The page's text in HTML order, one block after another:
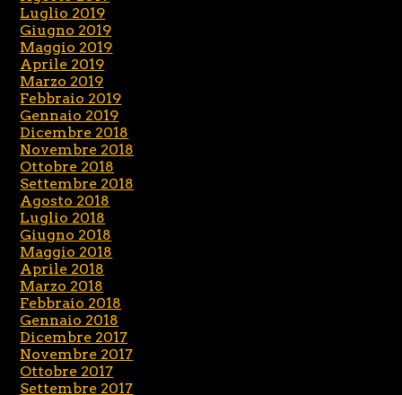
Luglio 2019
Giugno 2019
Maggio 2019
Aprile 2019
Marzo 2019
Febbraio 2019
Gennaio 2019
Dicembre 2018
Novembre 2018
Ottobre 2018
Settembre 2018
Agosto 2018
Luglio 2018
Giugno 2018
Maggio 2018
Aprile 2018
Marzo 2018
Febbraio 2018
Gennaio 2018
Dicembre 2017
Novembre 2017
Ottobre 2017
Settembre 2017